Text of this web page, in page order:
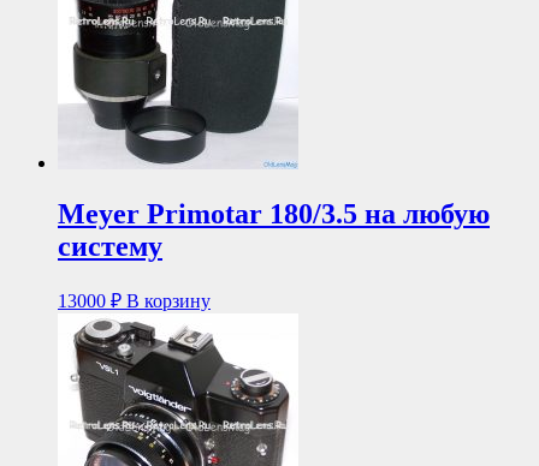
Meyer Primotar 180/3.5 на любую
систему
13000 ₽ В корзину